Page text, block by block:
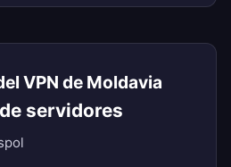
VPN de Moldavia
servidores